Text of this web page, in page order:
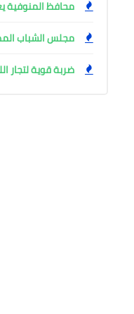
محافظ المنوفية
مجلس الشباب
ضربة قوية لتجار اللحوم